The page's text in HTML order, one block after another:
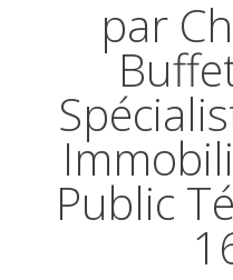
par
Public